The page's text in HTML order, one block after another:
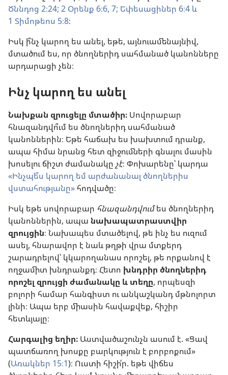
Ծննդոց 2։24; 2 Օրենք 6։6, 7; Եփեսացիներ 6։4 և
1 Տիմոթեոս 5։8։
Իսկ ի՞նչ կարող ես անել, եթե, այնուամենայնիվ,
մտածում ես, որ ծնողներիդ սահմանած կանոնները
արդարացի չեն։
Ինչ կարող ես անել
Նախքան զրուցելը մտածիր։ Սովորաբար
հնազանդվո՞ւմ ես ծնողներիդ սահմանած
կանոններին։ Եթե հաճախ ես խախտում դրանք,
ապա հիմա նրանց հետ զիջումների գնալու մասին
խոսելու ճիշտ ժամանակը չէ։ Փոխարենը՝ կարդա
«Ինչպե՞ս կարող եմ արժանանալ ծնողներիս
վստահությանը» հոդվածը։
Իսկ եթե սովորաբար հնազանդվումես ծնողներիդ
կանոններին, ապա նախապատրաստվիր
զրույցին։ Նախապես մտածելով, թե ինչ ես ուզում
ասել, հնարավոր է նաև թղթի վրա մտքերդ
շարադրելով՝ կկարողանաս որոշել, թե որքանով է
ողջամիտ խնդրանքդ։ Հետո խնդրիր ծնողներիդ
որոշել զրույցի ժամանակը և տեղը, որպեսզի
բոլորի համար հանգիստ ու անկաշկանդ մթնոլորտ
լինի։ Ապա երբ միասին հավաքվեք, հիշիր
հետևյալը։
Հարգալից եղիր։ Աստվածաշունչն ասում է. «Ցավ
պատճառող խոսքը բարկություն է բորբոքում»
(Առակներ 15։1)։ Ուստի հիշի՛ր. եթե վիճես